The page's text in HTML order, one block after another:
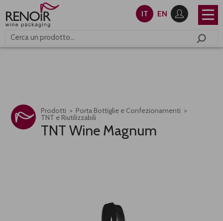
IT EN
Prodotti Porta Bottiglie e Confezionamenti
TNT e Riutilizzabili
TNT Wine Magnum